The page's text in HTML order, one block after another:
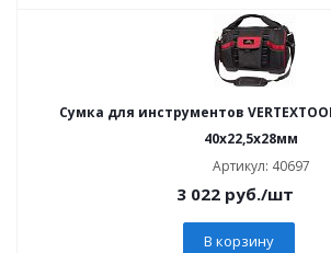
Сумка для инструментов
40х22,5х28мм
Артикул: 40697
3 022руб./шт
В корзину